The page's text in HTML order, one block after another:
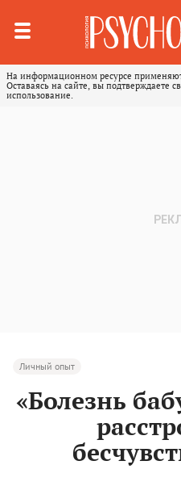
На информационном ресурсе
Оставаясь на сайте, вы подтверждаете
использование.
Личный опыт
«Болезнь